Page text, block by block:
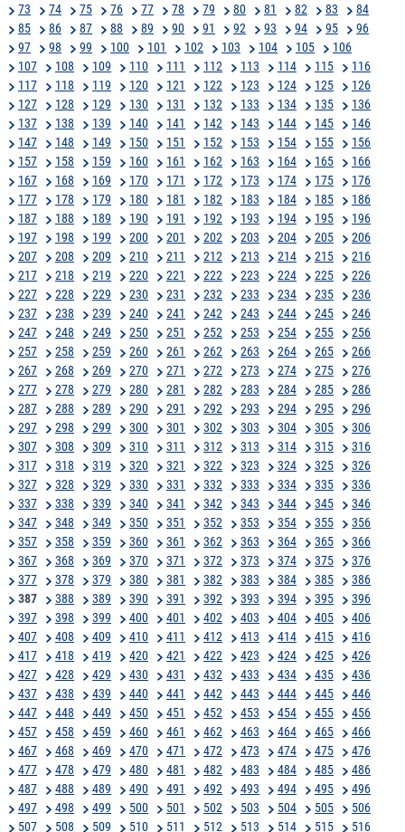
73
74 75 76 77 78 79 80 81 82 83
84
85
86 87 88 89 90 91 92 93 94 95
96
97
98 99 100 101 102 103 104 105
106
107
108 109 110 111 112 113 114 115
116
117
118 119 120 121 122 123 124 125
126
127
128 129 130 131 132 133 134 135
136
137
138 139 140 141 142 143 144 145
146
147
148 149 150 151 152 153 154 155
156
157
158 159 160 161 162 163 164 165
166
167
168 169 170 171 172 173 174 175
176
177
178 179 180 181 182 183 184 185
186
187
188 189 190 191 192 193 194 195
196
197
198 199 200 201 202 203 204 205
206
207
208 209 210 211 212 213 214 215
216
217
218 219 220 221 222 223 224 225
226
227
228 229 230 231 232 233 234 235
236
237
238 239 240 241 242 243 244 245
246
247
248 249 250 251 252 253 254 255
256
257
258 259 260 261 262 263 264 265
266
267
268 269 270 271 272 273 274 275
276
277
278 279 280 281 282 283 284 285
286
287
288 289 290 291 292 293 294 295
296
297
298 299 300 301 302 303 304 305
306
307
308 309 310 311 312 313 314 315
316
317
318 319 320 321 322 323 324 325
326
327
328 329 330 331 332 333 334 335
336
337
338 339 340 341 342 343 344 345
346
347
348 349 350 351 352 353 354 355
356
357
358 359 360 361 362 363 364 365
366
367
368 369 370 371 372 373 374 375
376
377
378 379 380 381 382 383 384 385
386
387
388 389 390 391 392 393 394 395
396
397
398 399 400 401 402 403 404 405
406
407
408 409 410 411 412 413 414 415
416
417
418 419 420 421 422 423 424 425
426
427
428 429 430 431 432 433 434 435
436
437
438 439 440 441 442 443 444 445
446
447
448 449 450 451 452 453 454 455
456
457
458 459 460 461 462 463 464 465
466
467
468 469 470 471 472 473 474 475
476
477
478 479 480 481 482 483 484 485
486
487
488 489 490 491 492 493 494 495
496
497
498 499 500 501 502 503 504 505
506
507
508 509 510 511 512 513 514 515 516